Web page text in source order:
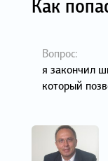
Вопрос:
я закончил
который